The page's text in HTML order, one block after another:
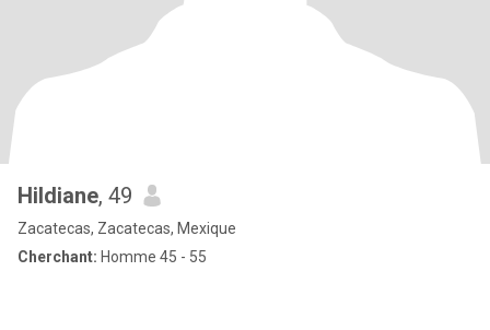
Hildiane, 49
Zacatecas, Zacatecas, Mexique
Cherchant: Homme 45 - 55